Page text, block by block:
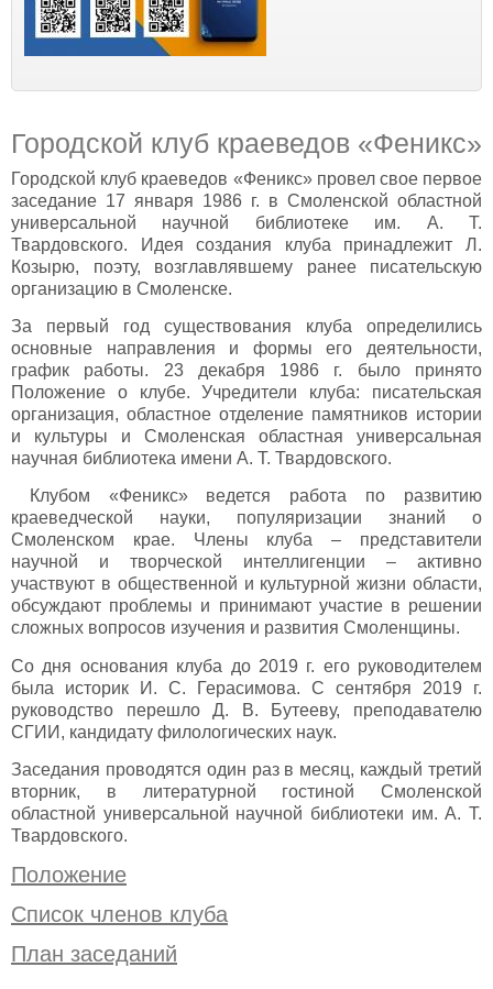
Городской клуб краеведов «Феникс»
Городской клуб краеведов «Феникс» провел свое первое
заседание 17 января 1986 г. в Смоленской областной
универсальной научной библиотеке им. А. Т.
Твардовского. Идея создания клуба принадлежит Л.
Козырю, поэту, возглавлявшему ранее писательскую
организацию в Смоленске.
За первый год существования клуба определились
основные направления и формы его деятельности,
график работы. 23 декабря 1986 г. было принято
Положение о клубе. Учредители клуба: писательская
организация, областное отделение памятников истории
и культуры и Смоленская областная универсальная
научная библиотека имени А. Т. Твардовского.
Клубом «Феникс» ведется работа по развитию
краеведческой науки, популяризации знаний о
Смоленском крае. Члены клуба – представители
научной и творческой интеллигенции – активно
участвуют в общественной и культурной жизни области,
обсуждают проблемы и принимают участие в решении
сложных вопросов изучения и развития Смоленщины.
Со дня основания клуба до 2019 г. его руководителем
была историк И. С. Герасимова. С сентября 2019 г.
руководство перешло Д. В. Бутееву, преподавателю
СГИИ, кандидату филологических наук.
Заседания проводятся один раз в месяц, каждый третий
вторник, в литературной гостиной Смоленской
областной универсальной научной библиотеки им. А. Т.
Твардовского.
Положение
Список членов клуба
План заседаний